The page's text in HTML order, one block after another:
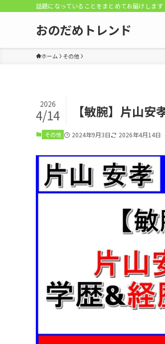
話題になっていることをまとめてお届けします
おのだめトレンド
ホーム その他
【敏腕】片山
2026
4/14
その他 2024年9月3日 2026年4月14日